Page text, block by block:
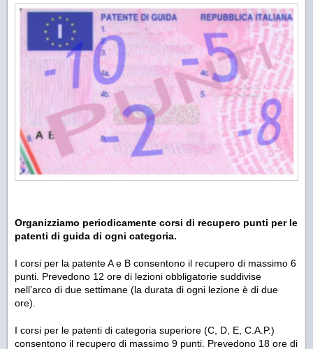
Organizziamo periodicamente corsi di recupero punti per le
patenti di guida di ogni categoria.
I corsi per la patente A e B consentono il recupero di massimo 6
punti. Prevedono 12 ore di lezioni obbligatorie suddivise
nell’arco di due settimane (la durata di ogni lezione è di due
ore).
I corsi per le patenti di categoria superiore (C, D, E, C.A.P.)
consentono il recupero di massimo 9 punti. Prevedono 18 ore di